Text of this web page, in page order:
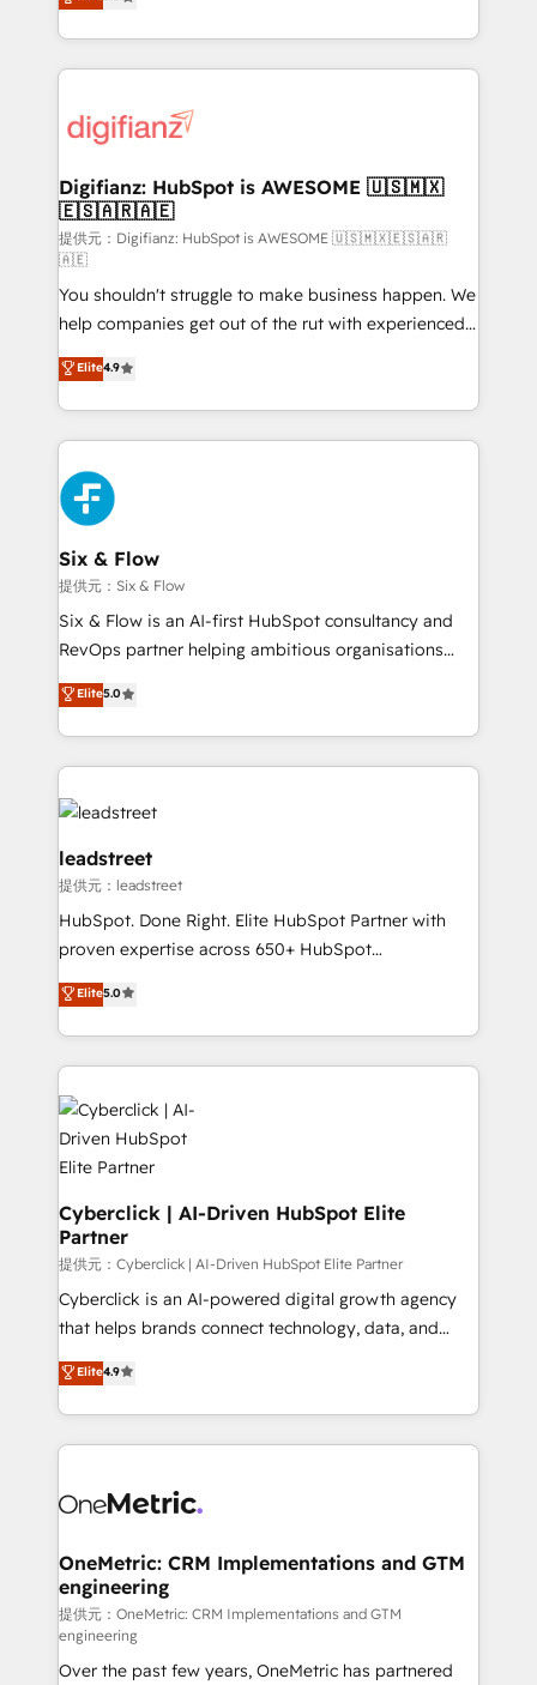
Ready for the next step? Click the 👈 '𝗖𝗼𝗻𝘁𝗮𝗰𝘁
𝗯𝘂𝘀𝗶𝗻𝗲𝘀𝘀' button to get in touch (𝘸𝘦'𝘳𝘦 𝘴𝘶𝘱𝘦𝘳
maximise their return from digital and fuel their
growth. We modernise platforms, streamline
operations that are causing inefficiencies, improve
supercharge revenue operations Key services: • CRM
Transformation / Web Development • RevOps &
Sales Consulting • Marketing Automation What
makes us different? 🚀 Top 0.5% of global HubSpot
agencies ⚙️ The strongest technical ability and
integration capabilities 💼 Consultative, long-term
partners who will embed ourselves into your
business, processes and systems 🏢 We specialise in
working with mid-market and enterprise
organisations, global organisations and those with
complex use cases 🏆 CRM Implementation,
Platform Enablement, Custom Integration and
Onboarding Accredited 🔐 ISO27001 & ISO9001
Certified
Digifianz: HubSpot is AWESOME 🇺🇸🇲🇽
🇪🇸🇦🇷🇦🇪
提供元：Digifianz: HubSpot is AWESOME 🇺🇸🇲🇽🇪🇸🇦🇷
🇦🇪
You shouldn't struggle to make business happen. We
help companies get out of the rut with experienced,
process-oriented teams implementing HubSpot
Marketing, Sales, Service, CMS and Operations Hub,
so selling and actually engaging with your customers
feels easy and pain-free. We are a top ranked
HubSpot Elite Partner, winner of Rookie of the Year
and Customer First Awards, 4.9/5 rating in HubSpot
Reviews and 4.9/5 rating in Clutch Reviews. Digifianz
helps the following industries: logistics & 3PL, home
improvement & construction, branding and
commercialization, real estate, health, education,
SaaS, Software Dev & IT and consulting, make the
the United States, EU, UAE, Mexico and Latin
America. From casual user to super fan: make
Elite4.9
Six & Flow
提供元：Six & Flow
Six & Flow is an AI-first HubSpot consultancy and
RevOps partner helping ambitious organisations
grow with clarity, confidence, and intelligence.
Operating across the UK, Netherlands, Ireland, and
Canada, we’ve delivered thousands of successful
HubSpot projects for mid-market and enterprise
clients worldwide, with over 10 years experience. We
combine HubSpot, data, and AI to design connected
go-to-market systems that align people, process,
and technology for predictable, scalable revenue
growth. Our expertise spans RevOps, CRM and data
architecture, AI enablement, and strategic marketing,
for responsible AI adoption. As a HubSpot Elite
Elite5.0
leadstreet
提供元：leadstreet
HubSpot. Done Right. Elite HubSpot Partner with
proven expertise across 650+ HubSpot
implementations. With 12+ years of HubSpot
experience, we help you use the HubSpot platform
to its fullest capacity, improve your current HubSpot
website, or build your new one.
Elite5.0
Cyberclick | AI-Driven HubSpot Elite
Partner
提供元：Cyberclick | AI-Driven HubSpot Elite Partner
Cyberclick is an AI-powered digital growth agency
that helps brands connect technology, data, and
creativity to achieve measurable results. Founded in
Barcelona and operating across Spain, LATAM, and
the UK, we support global companies in building
smarter marketing, sales, and customer success
Iberia (Spain & Portugal), we combine human insight
growth. Our multidisciplinary team designs solutions
that simplify complexity, boost performance, and
turn innovation into real impact. 🌍 Highlights •
HubSpot Partner since 2012 • 2022 EMEA Impact
Award: Best Integration • 150+ successful HubSpot
Elite4.9
OneMetric: CRM Implementations and GTM
engineering
提供元：OneMetric: CRM Implementations and GTM
engineering
Over the past few years, OneMetric has partnered